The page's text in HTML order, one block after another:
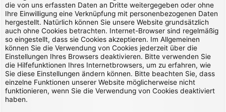
die von uns erfassten Daten an Dritte weitergegeben oder ohne
Ihre Einwilligung eine Verknüpfung mit personenbezogenen Daten
hergestellt. Natürlich können Sie unsere Website grundsätzlich
auch ohne Cookies betrachten. Internet-Browser sind regelmäßig
so eingestellt, dass sie Cookies akzeptieren. Im Allgemeinen
können Sie die Verwendung von Cookies jederzeit über die
Einstellungen Ihres Browsers deaktivieren. Bitte verwenden Sie
die Hilfefunktionen Ihres Internetbrowsers, um zu erfahren, wie
Sie diese Einstellungen ändern können. Bitte beachten Sie, dass
einzelne Funktionen unserer Website möglicherweise nicht
funktionieren, wenn Sie die Verwendung von Cookies deaktiviert
haben.